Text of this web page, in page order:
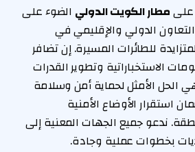
علىمطار الكويت الدولي الضوء على
التعاون الدولي والإقليمي في
للطائرات المسيرة. إن تضافر
الاستخباراتية وتطوير القدرات
الحل الأمثل لحماية أمن وسلامة
استقرار الأوضاع الأمنية
ندعو جميع الجهات المعنية إلى
بخطوات عملية وجادة.